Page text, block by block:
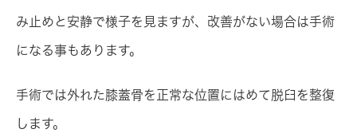
み止めと安静で様子を見ますが、改善がない場合は手術
になる事もあります。
手術では外れた膝蓋骨を正常な位置にはめて脱臼を整復
します。